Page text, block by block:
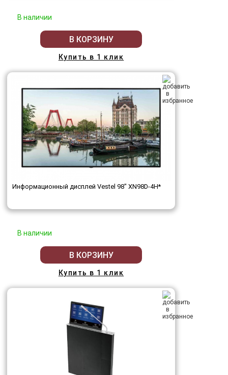
В наличии
В КОРЗИНУ
Купить в 1 клик
Информационный дисплей Vestel 98" XN98D-4H*
В наличии
В КОРЗИНУ
Купить в 1 клик